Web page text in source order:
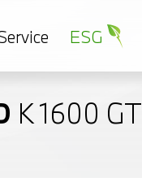
ESG
K 1600 GT